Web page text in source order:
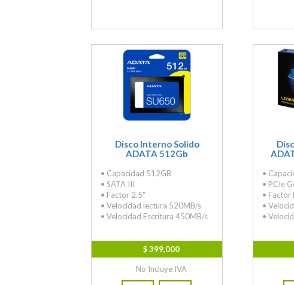
Disco Interno Solido
ADATA 512Gb
• Capacidad 512GB
• SATA III
• Factor 2.5"
• Velocidad lectura 520MB/s
• Velocidad Escritura 450MB/s
$ 399,000
No Incluye IVA
•
• PCIe
• Factor
•
•